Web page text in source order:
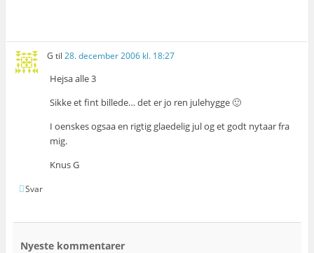
G til28. december 2006 kl. 18:27
Hejsa alle 3
Sikke et fint billede… det er jo ren julehygge 🙂
I oenskes ogsaa en rigtig glaedelig jul og et godt nytaar fra
mig.
Knus G
Svar
Nyeste kommentarer